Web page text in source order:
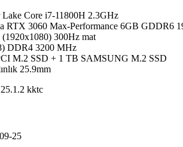
Lake Core i7-11800H 2.3GHz
RTX 3060 Max-Performance 6GB GDDR6
(1920x1080) 300Hz mat
DDR4 3200 MHz
PCI M.2 SSD + 1 TB SAMSUNG M.2 SSD
25.9mm
kktc
25